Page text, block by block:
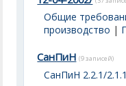
Общие
производство |
СанПиН (9 записей)
СанПиН 2.2.1/